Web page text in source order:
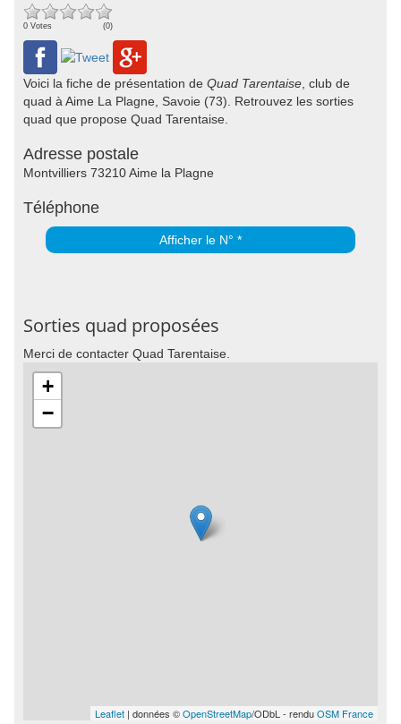
0 Votes (0)
Voici la fiche de présentation de Quad Tarentaise , club de
quad à Aime La Plagne, Savoie (73). Retrouvez les sorties
quad que propose Quad Tarentaise.
Adresse postale
Montvilliers 73210 Aime la Plagne
Téléphone
Afficher le N° *
Sorties quad proposées
Merci de contacter Quad Tarentaise.
+
−
Leaflet | données ©OpenStreetMap/ODbL - renduOSM France